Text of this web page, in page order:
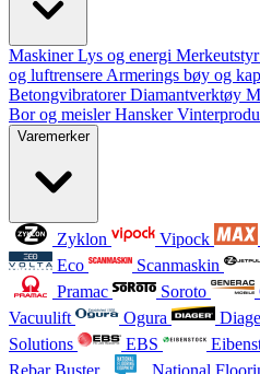
MaskinerLys og energi Merkeutstyr
og luftrensere Armerings bøy og
BetongvibratorerDiamantverktøy
Bor og meislerHansker
Varemerker
Zyklon Vipock
Eco
Scanmaskin
Pramac
Soroto
Vacuulift
Ogura
Solutions
EBS
Rebar Buster
National